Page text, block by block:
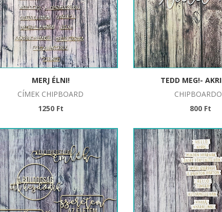
MERJ ÉLNI!
CÍMEK CHIPBOARD
1250 Ft
TEDD MEG!-
800 Ft